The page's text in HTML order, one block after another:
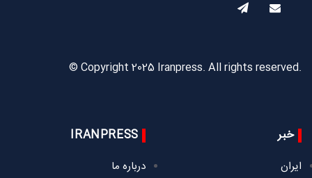
© Copyright 2025 Iranpress. All rights reserved.
خبر
ایران
IRANPRESS
درباره ما